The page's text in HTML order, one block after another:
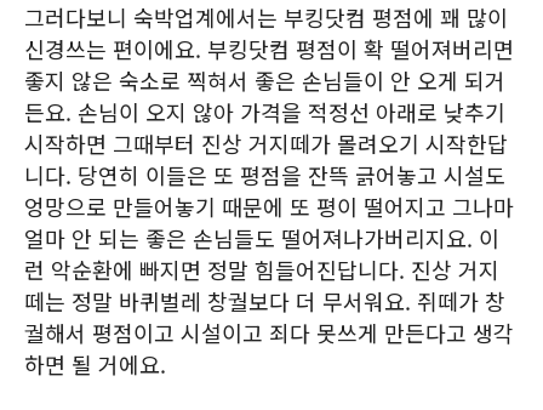
그러다보니 숙박업계에서는 부킹닷컴 평점에 꽤 많이
신경쓰는 편이에요. 부킹닷컴 평점이 확 떨어져버리면
좋지 않은 숙소로 찍혀서 좋은 손님들이 안 오게 되거
든요. 손님이 오지 않아 가격을 적정선 아래로 낮추기
시작하면 그때부터 진상 거지떼가 몰려오기 시작한답
니다. 당연히 이들은 또 평점을 잔뜩 긁어놓고 시설도
엉망으로 만들어놓기 때문에 또 평이 떨어지고 그나마
얼마 안 되는 좋은 손님들도 떨어져나가버리지요. 이
런 악순환에 빠지면 정말 힘들어진답니다. 진상 거지
떼는 정말 바퀴벌레 창궐보다 더 무서워요. 쥐떼가 창
궐해서 평점이고 시설이고 죄다 못쓰게 만든다고 생각
하면 될 거에요.